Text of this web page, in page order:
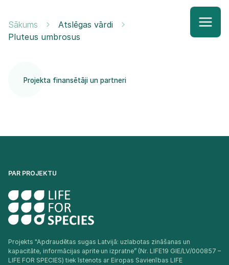
Sākums
Atslēgas vārdi
Pluteus umbrosus
Projekta finansētāji un partneri
PAR PROJEKTU
Projekts "Apdraudētas sugas Latvijā: uzlabotas zināšanas un
kapacitāte, informācijas aprite un izpratne” (Nr. LIFE19 GIE/LV/000857 –
LIFE FOR SPECIES) tiek īstenots ar Eiropas Savienības LIFE